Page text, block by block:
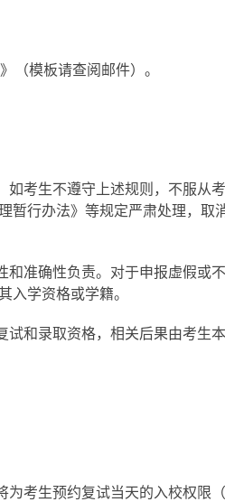
（模板请查阅邮件）。
如考生不遵守上述规则，不服
暂行办法》等规定严肃处理，
和准确性负责。对于申报虚假
入学资格或学籍。
和录取资格，相关后果由考生本
为考生预约复试当天的入校权限